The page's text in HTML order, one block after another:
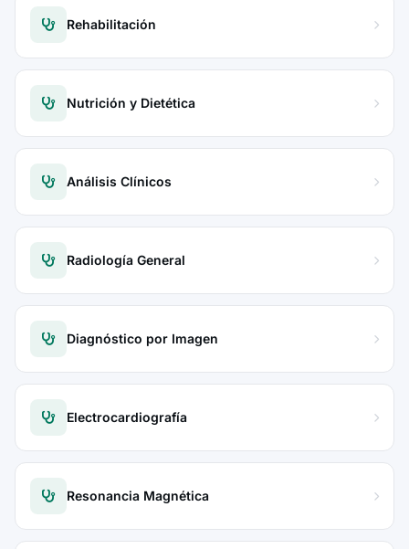
Rehabilitación
Nutrición y Dietética
Análisis Clínicos
Radiología General
Diagnóstico por Imagen
Electrocardiografía
Resonancia Magnética